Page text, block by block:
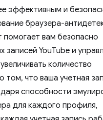
эффективным и
браузера-
помогает вам безопасно
записей YouTube и
количество
том, что ваша учетная
способности
для каждого профиля,